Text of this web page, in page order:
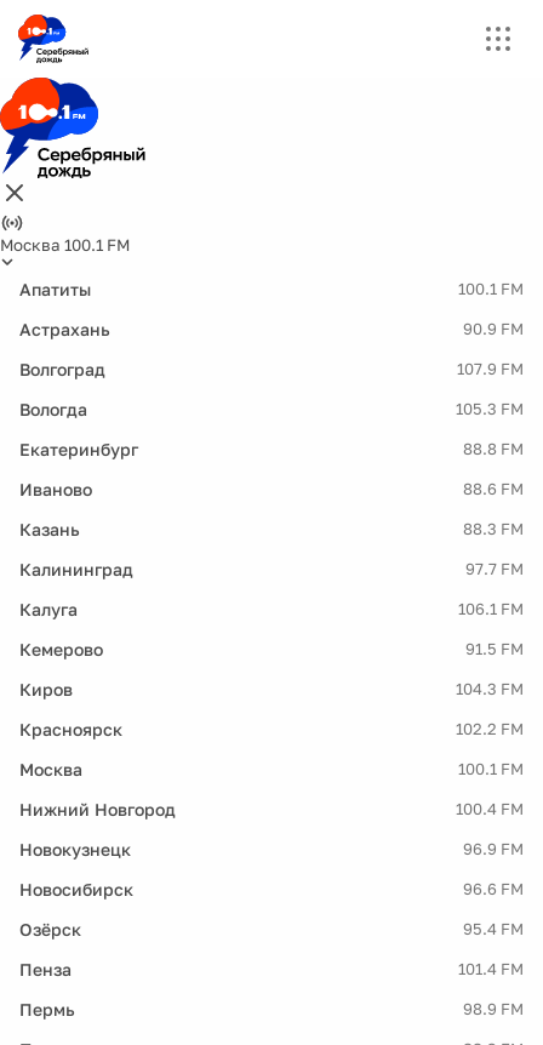
Москва 100.1 FM
Апатиты 100.1 FM
Астрахань 90.9 FM
Волгоград 107.9 FM
Вологда 105.3 FM
Екатеринбург 88.8 FM
Иваново 88.6 FM
Казань 88.3 FM
Калининград 97.7 FM
Калуга 106.1 FM
Кемерово 91.5 FM
Киров 104.3 FM
Красноярск 102.2 FM
Москва 100.1 FM
Нижний Новгород 100.4 FM
Новокузнецк 96.9 FM
Новосибирск 96.6 FM
Озёрск 95.4 FM
Пенза 101.4 FM
Пермь 98.9 FM